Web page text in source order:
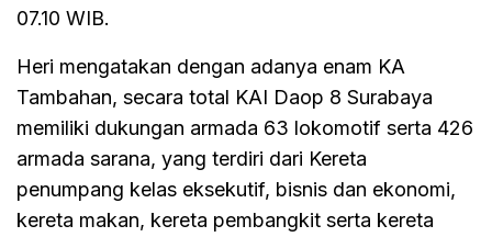
07.10 WIB.
Heri mengatakan dengan adanya enam KA
Tambahan, secara total KAI Daop 8 Surabaya
memiliki dukungan armada 63 lokomotif serta 426
armada sarana, yang terdiri dari Kereta
penumpang kelas eksekutif, bisnis dan ekonomi,
kereta makan, kereta pembangkit serta kereta